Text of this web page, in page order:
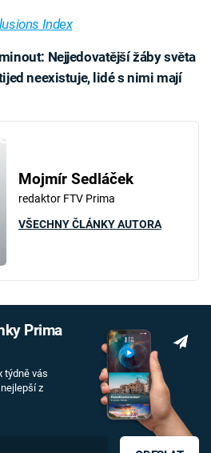
Index
Nejjedovatější žáby světa
neexistuje, lidé s nimi mají
Mojmír Sedláček
redaktor FTV Prima
VŠECHNY ČLÁNKY AUTORA
Prima
týdně vás
z